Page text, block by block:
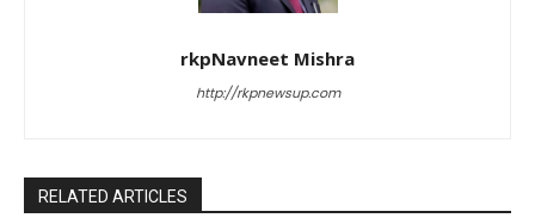
rkpNavneet Mishra
http://rkpnewsup.com
RELATED ARTICLES